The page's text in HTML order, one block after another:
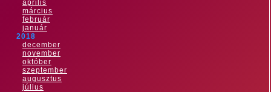
április
március
február
január
2018
december
november
október
szeptember
augusztus
július